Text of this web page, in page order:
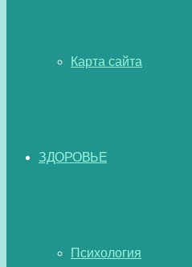
Карта сайта
ЗДОРОВЬЕ
Психология